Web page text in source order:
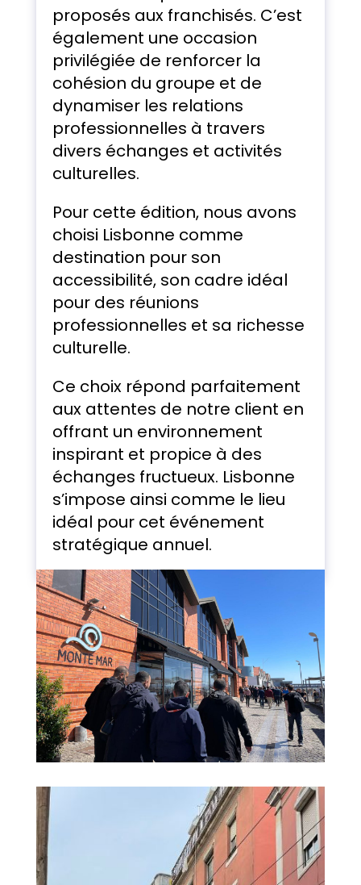
proposés aux franchisés. C’est
également une occasion
privilégiée de renforcer la
cohésion du groupe et de
dynamiser les relations
professionnelles à travers
divers échanges et activités
culturelles.
Pour cette édition, nous avons
choisi Lisbonne comme
destination pour son
accessibilité, son cadre idéal
pour des réunions
professionnelles et sa richesse
culturelle.
Ce choix répond parfaitement
aux attentes de notre client en
offrant un environnement
inspirant et propice à des
échanges fructueux. Lisbonne
s’impose ainsi comme le lieu
idéal pour cet événement
stratégique annuel.